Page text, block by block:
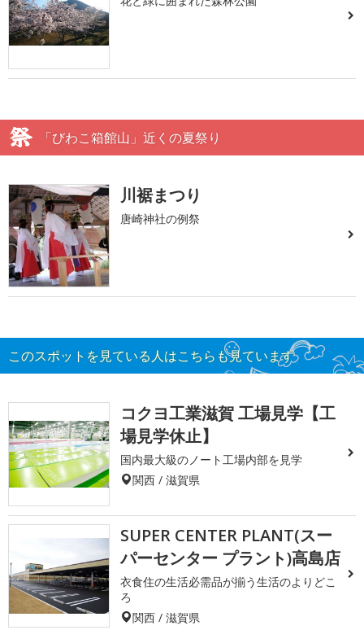
「びわこ箱館山」近くの夏祭り
川裾まつり
唐崎神社の例祭
このスポットを見ている人はこちらも見ています
コクヨ工業滋賀 工場見学【工
場見学休止】
国内最大級のノート工場内部を見学
関西 / 滋賀県
SUPER CENTER PLANT(スー
パーセンター プラント)高島店
衣食住の生活必需品が揃う生活のよりどこ
ろ
関西 / 滋賀県